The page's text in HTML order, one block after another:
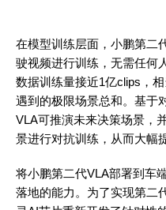
在模型训练层面，小鹏第二
驶视频进行训练，无需任何
数据训练量接近1亿clips，
遇到的极限场景总和。基于
VLA可推演未来决策场景，
景进行对抗训练，从而大幅
将小鹏第二代VLA部署到车
落地的能力。为了实现第二